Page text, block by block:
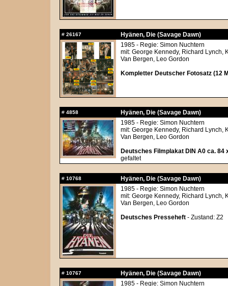
# 26167 Hyänen, Die (Savage Dawn)
1985 - Regie: Simon Nuchtern
mit: George Kennedy, Richard Lynch,
Van Bergen, Leo Gordon
Kompletter Deutscher Fotosatz (12
# 4858 Hyänen, Die (Savage Dawn)
1985 - Regie: Simon Nuchtern
mit: George Kennedy, Richard Lynch,
Van Bergen, Leo Gordon
Deutsches Filmplakat DIN A0 ca. 84
gefaltet
# 10768 Hyänen, Die (Savage Dawn)
1985 - Regie: Simon Nuchtern
mit: George Kennedy, Richard Lynch,
Van Bergen, Leo Gordon
Deutsches Presseheft - Zustand: Z2
# 10767 Hyänen, Die (Savage Dawn)
1985 - Regie: Simon Nuchtern